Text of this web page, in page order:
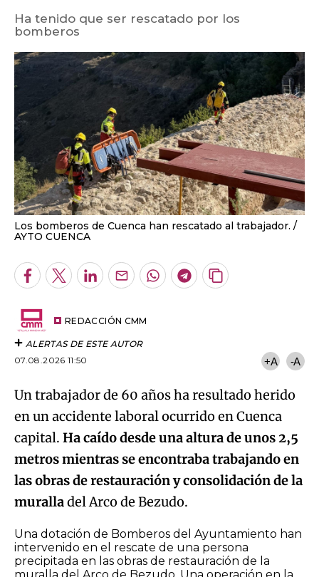
Ha tenido que ser rescatado por los
bomberos
Los bomberos de Cuenca han rescatado al trabajador.
AYTO CUENCA
Facebook
TwitterLinkedInEnviarWhatsapp
Telegram
Copiar
REDACCIÓN CMM
ALERTAS DE ESTE AUTOR
07.08.2026 11:50
+A -A
Un trabajador de 60 años ha resultado herido
en un accidente laboral ocurrido en Cuenca
capital. Ha caído desde una altura de unos 2,5
metros mientras se encontraba trabajando en
las obras de restauración y consolidación de la
muralladel Arco de Bezudo.
Una dotación de Bomberos del Ayuntamiento han
intervenido en el rescate de una persona
precipitada en las obras de restauración de la